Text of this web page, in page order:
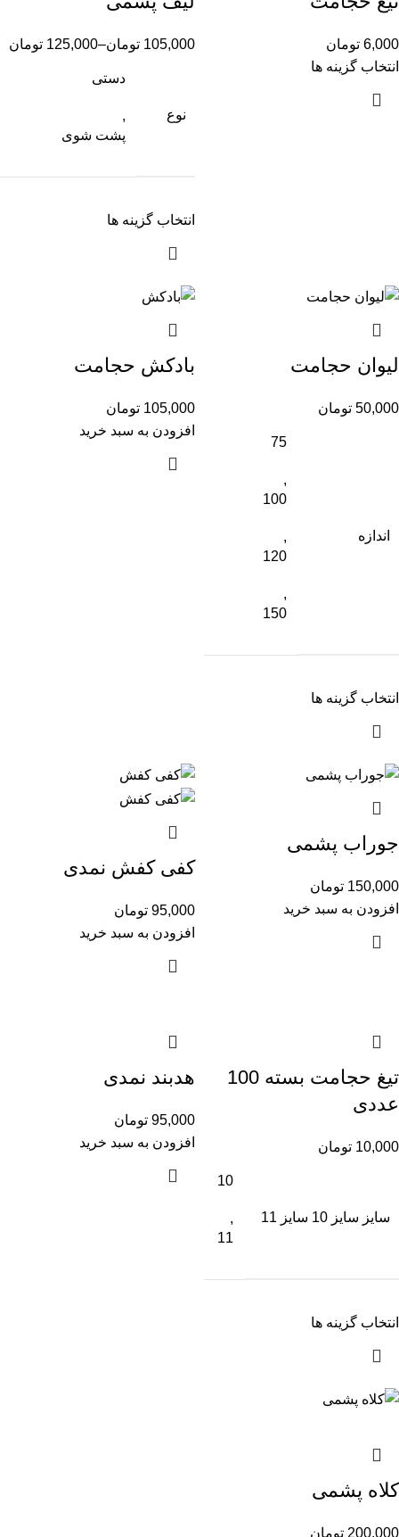
6,000 تومان
انتخاب گزینه ها
105,000 تومان–
125,000 تومان
نوع
دستی
,
پشت شوی
انتخاب گزینه ها
لیوان حجامت
50,000 تومان
اندازه
75
,
100
,
120
,
150
انتخاب گزینه ها
بادکش حجامت
105,000 تومان
افزودن به سبد خرید
جوراب پشمی
150,000 تومان
افزودن به سبد خرید
کفی کفش نمدی
95,000 تومان
افزودن به سبد خرید
تیغ حجامت بسته 100
عددی
10,000 تومان
سایز سایز 10 سایز 11
10
,
11
انتخاب گزینه ها
هدبند نمدی
95,000 تومان
افزودن به سبد خرید
کلاه پشمی
200,000 تومان